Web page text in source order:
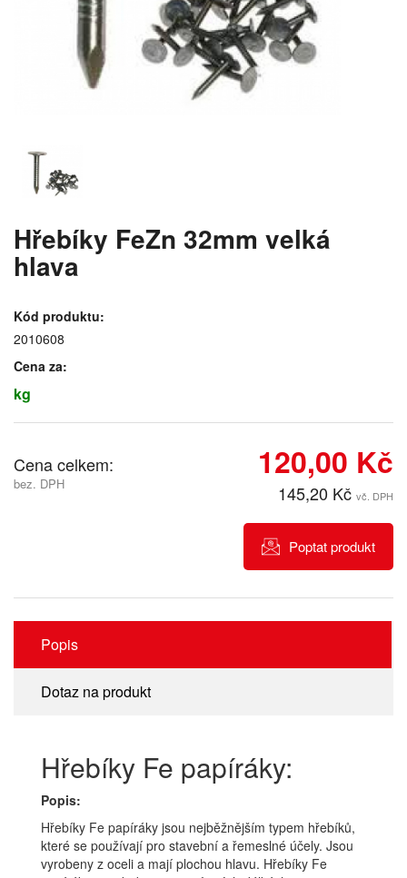
Hřebíky FeZn 32mm velká
hlava
Kód produktu:
2010608
Cena za:
kg
Cena celkem:
bez. DPH
120,00 Kč
145,20 Kč vč. DPH
Poptat produkt
Popis
Dotaz na produkt
Hřebíky Fe papíráky:
Popis:
Hřebíky Fe papíráky jsou nejběžnějším typem hřebíků,
které se používají pro stavební a řemeslné účely. Jsou
vyrobeny z oceli a mají plochou hlavu. Hřebíky Fe